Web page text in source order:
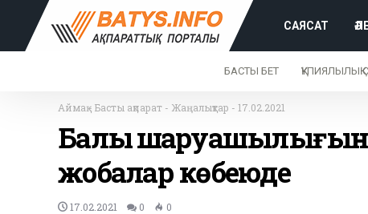
САЯСАТ
БАСТЫ БЕТ ҚҰПИЯЛЫЛЫҚ
Аймақ- Басты ақпарат - Жаңалықтар - 17.02.2021
Балық
жобалар көбеюде
17.02.2021 0 0